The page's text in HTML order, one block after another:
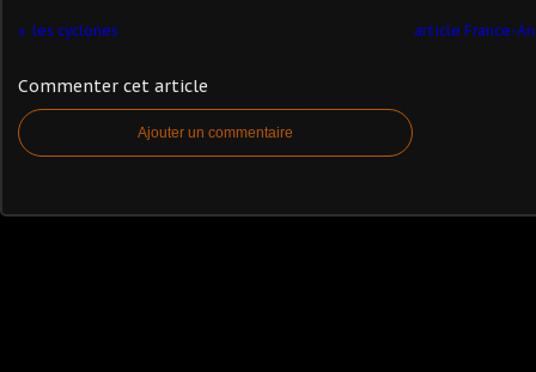
les cyclones article France-
Commenter cet article
Ajouter un commentaire